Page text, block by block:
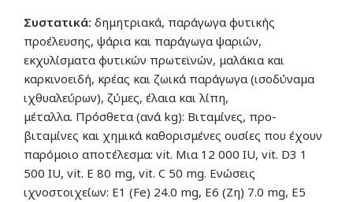
Συστατικά: δημητριακά, παράγωγα φυτικής
προέλευσης, ψάρια και παράγωγα ψαριών,
εκχυλίσματα φυτικών πρωτεϊνών, μαλάκια και
καρκινοειδή, κρέας και ζωικά παράγωγα (ισοδύναμα
ιχθυαλεύρων), ζύμες, έλαια και λίπη,
μέταλλα. Πρόσθετα (ανά kg): Βιταμίνες, προ-
βιταμίνες και χημικά καθορισμένες ουσίες που έχουν
παρόμοιο αποτέλεσμα: vit. Μια 12 000 IU, vit. D3 1
500 IU, vit. Ε 80 mg, vit. C 50 mg. Ενώσεις
ιχνοστοιχείων: Ε1 (Fe) 24.0 mg, Ε6 (Ζη) 7.0 mg, Ε5